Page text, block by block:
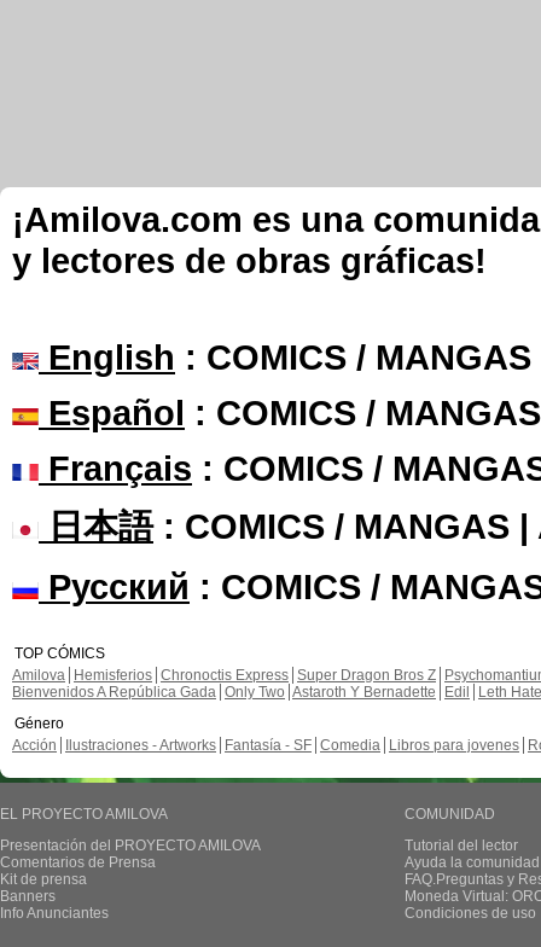
¡Amilova.com es una
y lectores de obras gráficas!
English : COMICS /
Español : COMICS /
Français : COMICS /
日本語: COMICS / MANGAS |
Русский : COMICS /
TOP CÓMICS
Amilova
Hemisferios Chronoctis Express Super Dragon Bros Z
Bienvenidos A República Gada Only Two Astaroth Y Bernadette Edil
Leth Hate
Género
Acción
Ilustraciones - Artworks Fantasía - SF Comedia Libros para jovenes
EL PROYECTO AMILOVA
Presentación del PROYECTO AMILOVA
Comentarios de Prensa
Kit de prensa
Banners
Info Anunciantes
COMUNIDAD
Tutorial del lector
Ayuda la
FAQ.Preguntas y
Moneda Virtual:
Condiciones de uso